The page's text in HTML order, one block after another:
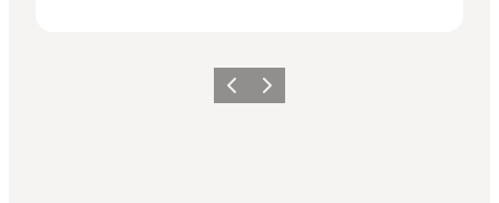
Previous
Next